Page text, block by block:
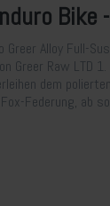
Bike
Alloy Full-
Greer Raw LTD 1.
dem
Federung, ab